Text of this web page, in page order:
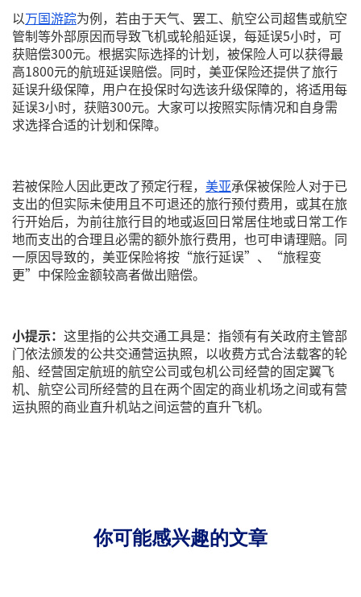
以万国游踪为例，若由于天气、罢工、航空公司超售或航空
管制等外部原因而导致飞机或轮船延误，每延误5小时，可
获赔偿300元。根据实际选择的计划，被保险人可以获得最
高1800元的航班延误赔偿。同时，美亚保险还提供了旅行
延误升级保障，用户在投保时勾选该升级保障的，将适用每
延误3小时，获赔300元。大家可以按照实际情况和自身需
求选择合适的计划和保障。
若被保险人因此更改了预定行程， 美亚承保被保险人对于已
支出的但实际未使用且不可退还的旅行预付费用，或其在旅
行开始后，为前往旅行目的地或返回日常居住地或日常工作
地而支出的合理且必需的额外旅行费用，也可申请理赔。同
一原因导致的，美亚保险将按“旅行延误”、“旅程变
更”中保险金额较高者做出赔偿。
小提示： 这里指的公共交通工具是：指领有有关政府主管部
门依法颁发的公共交通营运执照，以收费方式合法载客的轮
船、经营固定航班的航空公司或包机公司经营的固定翼飞
机、航空公司所经营的且在两个固定的商业机场之间或有营
运执照的商业直升机站之间运营的直升飞机。
你可能感兴趣的文章